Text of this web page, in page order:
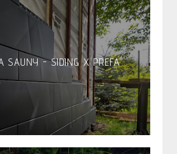
SAUNY - SIDING X PREFA